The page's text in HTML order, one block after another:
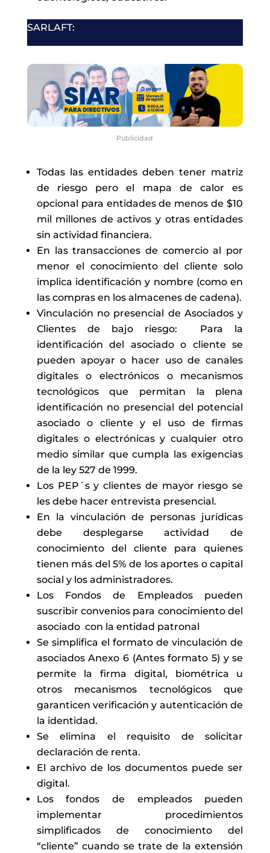
SARLAFT:
Publicidad
Todas las entidades deben tener matriz
de riesgo pero el mapa de calor es
opcional para entidades de menos de $10
mil millones de activos y otras entidades
sin actividad financiera.
En las transacciones de comercio al por
menor el conocimiento del cliente solo
implica identificación y nombre (como en
las compras en los almacenes de cadena).
Vinculación no presencial de Asociados y
Clientes de bajo riesgo: Para la
identificación del asociado o cliente se
pueden apoyar o hacer uso de canales
digitales o electrónicos o mecanismos
tecnológicos que permitan la plena
identificación no presencial del potencial
asociado o cliente y el uso de firmas
digitales o electrónicas y cualquier otro
medio similar que cumpla las exigencias
de la ley 527 de 1999.
Los PEP´s y clientes de mayor riesgo se
les debe hacer entrevista presencial.
En la vinculación de personas jurídicas
debe desplegarse actividad de
conocimiento del cliente para quienes
tienen más del 5% de los aportes o capital
social y los administradores.
Los Fondos de Empleados pueden
suscribir convenios para conocimiento del
asociado con la entidad patronal
Se simplifica el formato de vinculación de
asociados Anexo 6 (Antes formato 5) y se
permite la firma digital, biométrica u
otros mecanismos tecnológicos que
garanticen verificación y autenticación de
la identidad.
Se elimina el requisito de solicitar
declaración de renta.
El archivo de los documentos puede ser
digital.
Los fondos de empleados pueden
implementar procedimientos
simplificados de conocimiento del
“cliente” cuando se trate de la extensión